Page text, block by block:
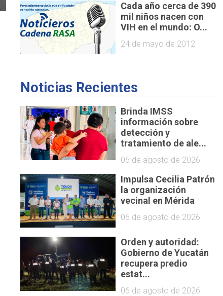
Cada año cerca de 390
mil niños nacen con
VIH en el mundo: O...
24 de mayo de 2012
Noticias Recientes
Brinda IMSS
información sobre
detección y
tratamiento de ale...
06 de agosto de 2026
Impulsa Cecilia Patrón
la organización
vecinal en Mérida
06 de agosto de 2026
Orden y autoridad:
Gobierno de Yucatán
recupera predio
estat...
06 de agosto de 2026